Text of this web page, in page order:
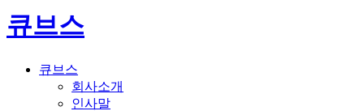
큐브스
큐브스
회사소개
인사말